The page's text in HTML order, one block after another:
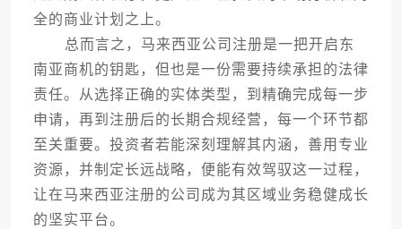
全的商业计划之上。
总而言之，马来西亚公司注册是一把开启东
南亚商机的钥匙，但也是一份需要持续承担的法律
责任。从选择正确的实体类型，到精确完成每一步
申请，再到注册后的长期合规经营，每一个环节都
至关重要。投资者若能深刻理解其内涵，善用专业
资源，并制定长远战略，便能有效驾驭这一过程，
让在马来西亚注册的公司成为其区域业务稳健成长
的坚实平台。